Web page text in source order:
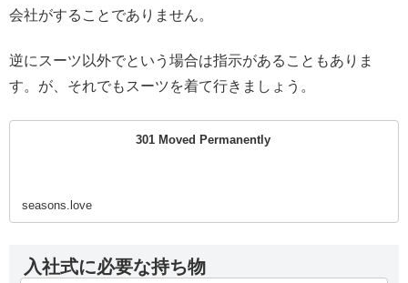
会社がすることでありません。
逆にスーツ以外でという場合は指示があることもありま
す。が、それでもスーツを着て行きましょう。
301 Moved Permanently
seasons.love
入社式に必要な持ち物